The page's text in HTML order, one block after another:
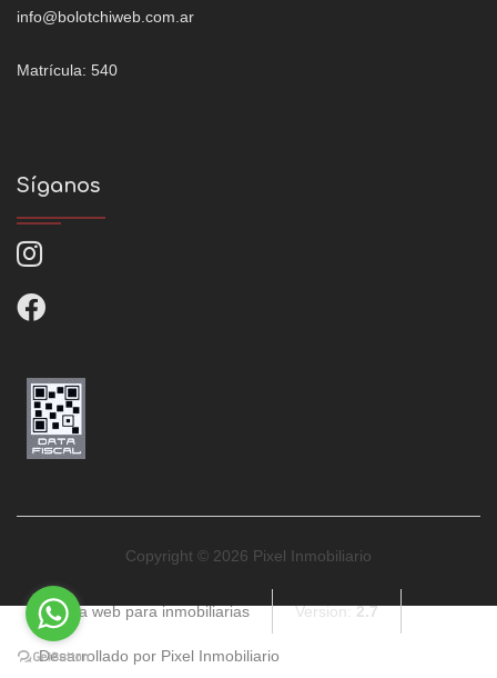
info@bolotchiweb.com.ar
Matrícula: 540
Síganos
Copyright © 2026 Pixel Inmobiliario
Página web para inmobiliarias Version:2.7
Desarrollado por Pixel Inmobiliario